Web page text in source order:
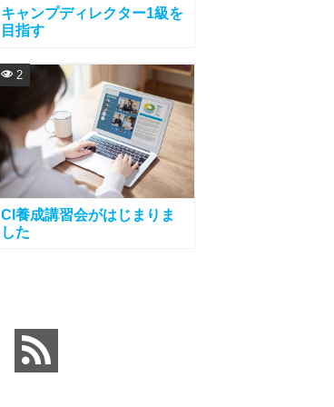
キャンプディレクター1級を
目指す
CI養成講習会がはじまりま
した
2